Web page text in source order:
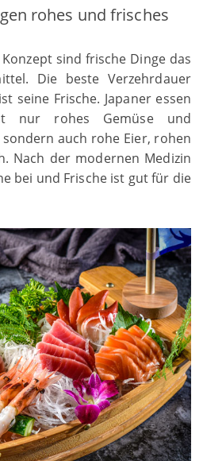
rohes und frisches
sind frische Dinge das
Die beste Verzehrdauer
seine Frische. Japaner essen
nur rohes Gemüse und
auch rohe Eier, rohen
Nach der modernen Medizin
bei und Frische ist gut für die